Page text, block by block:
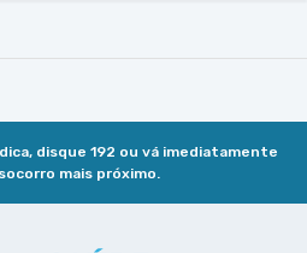
disque 192 ou vá imediatamente
mais próximo.